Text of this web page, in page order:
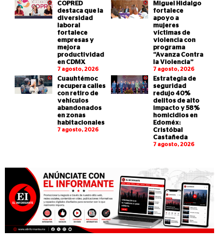
COPRED
destaca que la
diversidad
laboral
fortalece
empresas y
mejora
productividad
en CDMX
7 agosto, 2026
Miguel Hidalgo
fortalece
apoyo a
mujeres
víctimas de
violencia con
programa
“Avanza Contra
la Violencia”
7 agosto, 2026
Cuauhtémoc
recupera calles
con retiro de
vehículos
abandonados
en zonas
habitacionales
7 agosto, 2026
Estrategia de
seguridad
redujo 40%
delitos de alto
impacto y 58%
homicidios en
Edoméx:
Cristóbal
Castañeda
7 agosto, 2026